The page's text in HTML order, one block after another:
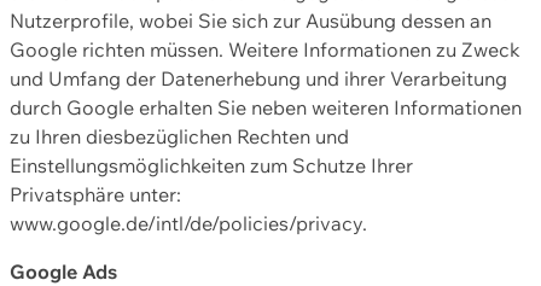
Nutzerprofile, wobei Sie sich zur Ausübung dessen an
Google richten müssen. Weitere Informationen zu Zweck
und Umfang der Datenerhebung und ihrer Verarbeitung
durch Google erhalten Sie neben weiteren Informationen
zu Ihren diesbezüglichen Rechten und
Einstellungsmöglichkeiten zum Schutze Ihrer
Privatsphäre unter:
www.google.de/intl/de/policies/privacy.
Google Ads